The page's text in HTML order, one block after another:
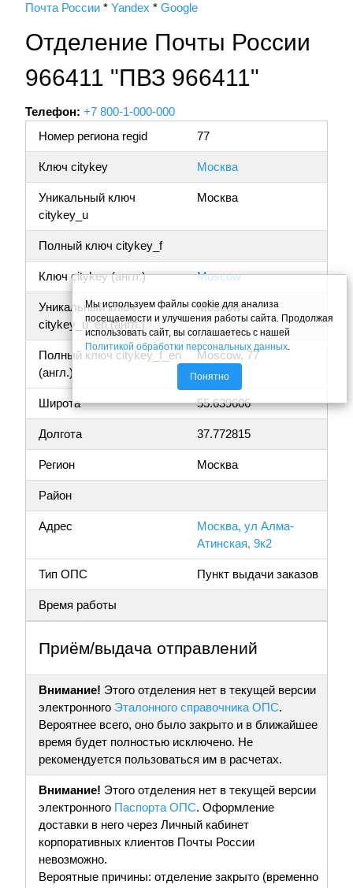
Почта России * Yandex * Google
Отделение Почты России
966411 "ПВЗ 966411"
Телефон: +7 800-1-000-000
Номер региона regid
77
Ключ citykey Москва
Уникальный ключ
citykey_u
Москва
Полный ключ citykey_f
Ключ citykey (англ.) Moscow
Уникальный ключ
citykey_u_en (англ.)
Moscow
Полный ключ citykey_f_en
(англ.)
Moscow, 77
Широта 55.639606
Долгота 37.772815
Регион Москва
Район
Адрес
Москва, ул Алма-
Атинская, 9к2
Тип ОПС Пункт выдачи заказов
Время работы
Приём/выдача отправлений
Внимание! Этого отделения нет в текущей версии
электронного Эталонного справочника ОПС.
Вероятнее всего, оно было закрыто и в ближайшее
время будет полностью исключено. Не
рекомендуется пользоваться им в расчетах.
Внимание! Этого отделения нет в текущей версии
электронного Паспорта ОПС. Оформление
доставки в него через Личный кабинет
корпоративных клиентов Почты России
невозможно.
Вероятные причины: отделение закрыто (временно
Мы используем файлы cookie для анализа
посещаемости и улучшения работы сайта. Продолжая
использовать сайт, вы соглашаетесь с нашей
Политикой обработки персональных данных
Понятно